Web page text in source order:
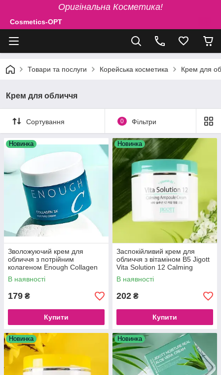
Оригінальна Косметика!
Cosmetics-OPT
Товари та послуги Корейська косметика Крем для
Крем для обличчя
Сортування 0 Фільтри
Новинка
Зволожуючий крем для
обличчя з потрійним
колагеном Enough Collagen
3x Moisture Cream, 50 g
В наявності
179 ₴
Купити
Новинка
Заспокійливий крем для
обличчя з вітаміном В5 Jigott
Vita Solution 12 Calming
Ampoule Cream, 100 мл
В наявності
202 ₴
Купити
Новинка Новинка